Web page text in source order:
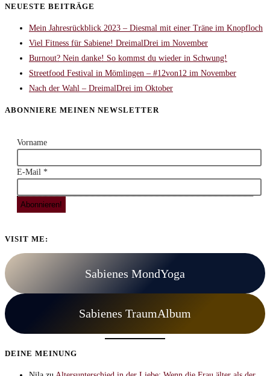
NEUESTE BEITRÄGE
Mein Jahresrückblick 2023 – Diesmal mit einer Träne im Knopfloch
Viel Fitness für Sabiene! DreimalDrei im November
Burnout? Nein danke! So kommst du wieder in Schwung!
Streetfood Festival in Mömlingen – #12von12 im November
Nach der Wahl – DreimalDrei im Oktober
ABONNIERE MEINEN NEWSLETTER
Vorname
E-Mail *
VISIT ME:
Sabienes MondYoga
Sabienes TraumAlbum
DEINE MEINUNG